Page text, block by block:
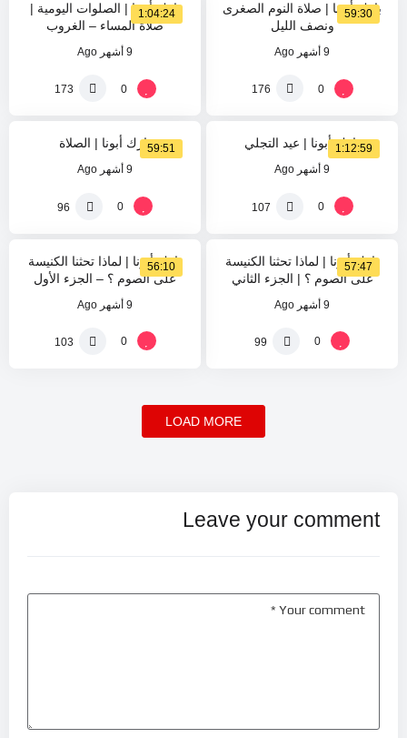
59:30
بارك أبونا | صلاة النوم الصغرى
ونصف الليل
9 أشهر Ago
0
176
1:04:24
بارك أبونا | الصلوات اليومية |
صلاة المساء – الغروب
9 أشهر Ago
0
173
1:12:59
بارك أبونا | عيد التجلي
9 أشهر Ago
0
107
59:51بارك أبونا | الصلاة
9 أشهر Ago
0
96
57:47
بارك أبونا | لماذا تحثنا الكنيسة
على الصوم ؟ | الجزء الثاني
9 أشهر Ago
0
99
56:10
بارك أبونا | لماذا تحثنا الكنيسة
على الصوم ؟ – الجزء الأول
9 أشهر Ago
0
103
LOAD MORE
Leave your comment